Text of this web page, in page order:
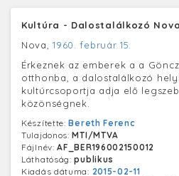
Kultúra - Dalostalálkozó
Nova,1960. február 15.
Érkeznek az emberek a a
otthonba, a dalostalálkozó
kultúrcsoportja adja elő
közönségnek.
Készítette:Bereth Ferenc
Tulajdonos:MTI/MTVA
Fájlnév:AF_BER196002150012
Láthatóság:publikus
Kiadás dátuma: 2015-02-11